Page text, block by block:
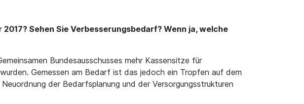
Sehen Sie Verbesserungsbedarf? Wenn ja, welche
Bundesausschusses mehr Kassensitze für
Gemessen am Bedarf ist das jedoch ein Tropfen auf dem
der Bedarfsplanung und der Versorgungsstrukturen